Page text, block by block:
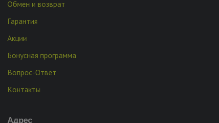
Обмен и возврат
Гарантия
Акции
Бонусная программа
Вопрос-Ответ
Контакты
Адрес